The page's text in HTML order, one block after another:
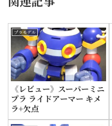
プラモデル
《レビュー》スーパーミニ
プラ ライドアーマー キメ
ラ+欠点